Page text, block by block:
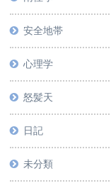
安全地帯
心理学
怒髪天
日記
未分類